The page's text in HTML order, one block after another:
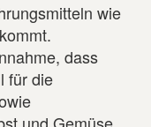
wie
dass
für die
und Gemüse